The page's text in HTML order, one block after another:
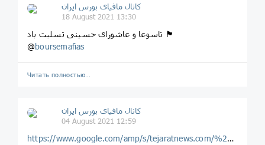
کانال مافیای بورس ایران
18 August 2021 13:30
تاسوعا و عاشورای حسینی تسلیت باد 🏴
@boursemafias
Читать полностью…
کانال مافیای بورس ایران
04 August 2021 12:59
https://www.google.com/amp/s/tejaratnews.com/